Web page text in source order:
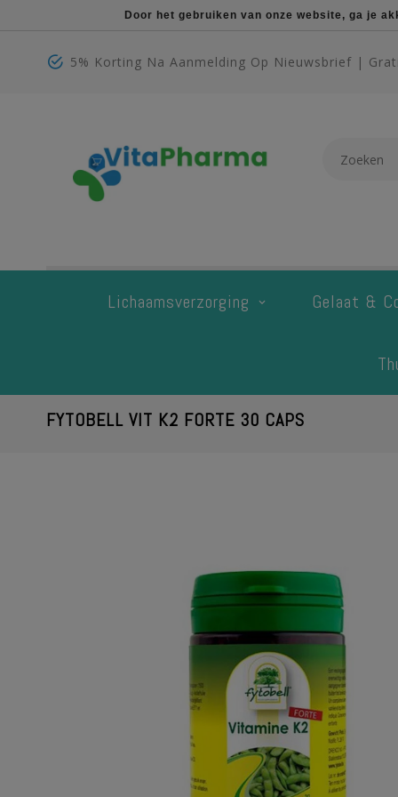
5% Korting Na Aanmelding Op Nieuwsbrief |
Lichaamsverzorging Gelaat &
FYTOBELL VIT K2 FORTE 30 CAPS
Door het gebruiken van onze website, ga je